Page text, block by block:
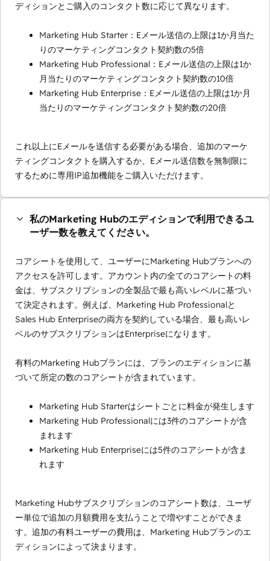
ディションとご購入のコンタクト数に応じて異なります。
Marketing Hub Starter：Eメール送信の上限は1か月当た
りのマーケティングコンタクト契約数の5倍
Marketing Hub Professional：Eメール送信の上限は1か
月当たりのマーケティングコンタクト契約数の10倍
Marketing Hub Enterprise：Eメール送信の上限は1か月
当たりのマーケティングコンタクト契約数の20倍
これ以上にEメールを送信する必要がある場合、追加のマーケ
ティングコンタクトを購入するか、Eメール送信数を無制限に
するために専用IP追加機能をご購入いただけます。
私のMarketing Hubのエディションで利用できるユ
ーザー数を教えてください。
コアシートを使用して、ユーザーにMarketing Hubプランへの
アクセスを許可します。アカウント内の全てのコアシートの料
金は、サブスクリプションの全製品で最も高いレベルに基づい
て決定されます。例えば、Marketing Hub Professionalと
Sales Hub Enterpriseの両方を契約している場合、最も高いレ
ベルのサブスクリプションはEnterpriseになります。
有料のMarketing Hubプランには、プランのエディションに基
づいて所定の数のコアシートが含まれています。
Marketing Hub Starterはシートごとに料金が発生します
Marketing Hub Professionalには3件のコアシートが含
まれます
Marketing Hub Enterpriseには5件のコアシートが含ま
れます
Marketing Hubサブスクリプションのコアシート数は、ユーザ
ー単位で追加の月額費用を支払うことで増やすことができま
す。追加の有料ユーザーの費用は、Marketing Hubプランのエ
ディションによって決まります。